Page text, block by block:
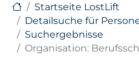
Startseite LostLift
Detailsuche für
Suchergebnisse
Organisation: